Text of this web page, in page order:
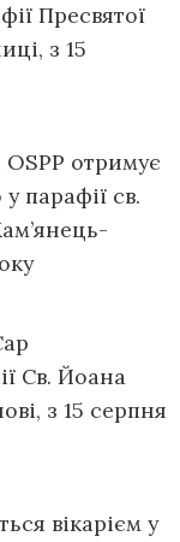
Пресвятої
з 15
отримує
парафії св.
Св. Йоана
з 15 серпня
вікарієм у